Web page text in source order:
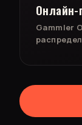
Gammler